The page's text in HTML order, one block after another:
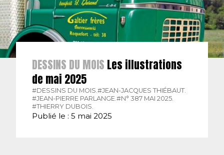
DESSINS DU MOIS Les illustrations
de mai 2025
#DESSINS DU MOIS. #JEAN-JACQUES THIÉBAUT.
#JEAN-PIERRE PARLANGE. #N° 387 MAI 2025.
#THIERRY DUBOIS.
Publié le : 5 mai 2025